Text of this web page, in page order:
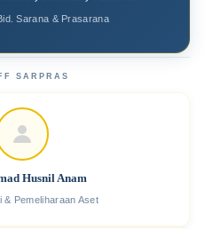
Sarana & Prasarana
SARPRAS
Husnil Anam
& Pemeliharaan Aset